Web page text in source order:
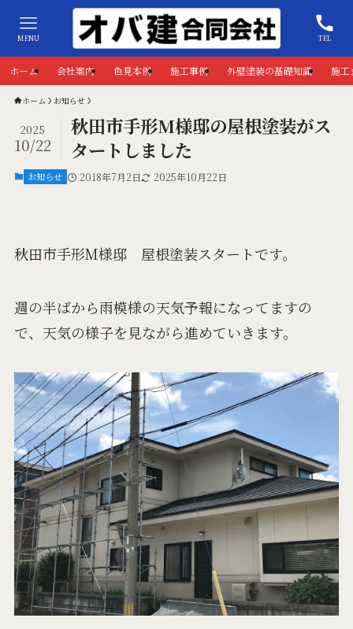
TEL
MENU
ホーム 会社案内 色見本例 施工事例 外壁塗装の基礎知識 施工
ホーム お知らせ
秋田市手形M様邸の屋根塗装がス
タートしました
2025
10/22
お知らせ 2018年7月2日 2025年10月22日
秋田市手形M様邸 屋根塗装スタートです。
週の半ばから雨模様の天気予報になってますの
で、天気の様子を見ながら進めていきます。